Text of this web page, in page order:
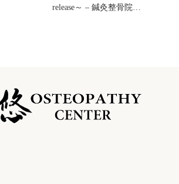
release～ – 鍼灸整骨院…